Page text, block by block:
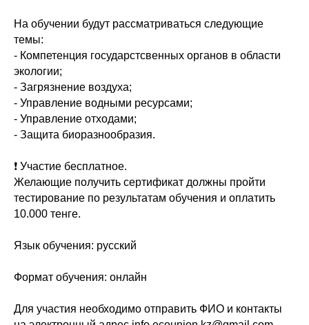
На обучении будут рассматриваться следующие
темы:
- Компетенция государстсвенных органов в области
экологии;
- Загрязнение воздуха;
- Управление водными ресурсами;
- Управление отходами;
- Защита биоразнообразия.
❗️ Участие бесплатное.
Желающие получить сертификат должны пройти
тестирование по результатам обучения и оплатить
10.000 тенге.
Язык обучения: русский
Формат обучения: онлайн
Для участия необходимо отправить ФИО и контакты